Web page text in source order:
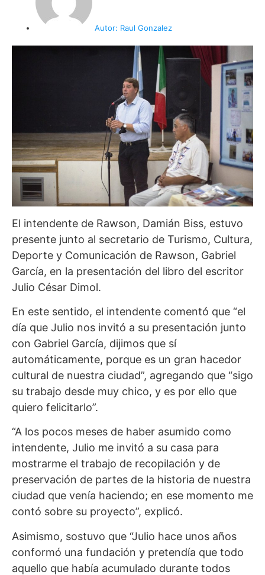
Autor: Raul Gonzalez
El intendente de Rawson, Damián Biss, estuvo
presente junto al secretario de Turismo, Cultura,
Deporte y Comunicación de Rawson, Gabriel
García, en la presentación del libro del escritor
Julio César Dimol.
En este sentido, el intendente comentó que “el
día que Julio nos invitó a su presentación junto
con Gabriel García, dijimos que sí
automáticamente, porque es un gran hacedor
cultural de nuestra ciudad”, agregando que “sigo
su trabajo desde muy chico, y es por ello que
quiero felicitarlo”.
“A los pocos meses de haber asumido como
intendente, Julio me invitó a su casa para
mostrarme el trabajo de recopilación y de
preservación de partes de la historia de nuestra
ciudad que venía haciendo; en ese momento me
contó sobre su proyecto”, explicó.
Asimismo, sostuvo que “Julio hace unos años
conformó una fundación y pretendía que todo
aquello que había acumulado durante todos